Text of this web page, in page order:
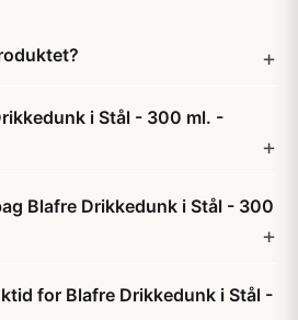
i Stål - 300 ml. -
Blafre Drikkedunk i Stål - 300
for Blafre Drikkedunk i Stål -